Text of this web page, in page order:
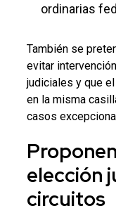
ordinarias
También se
evitar
judiciales y que
en la misma
casos
elección
circuitos